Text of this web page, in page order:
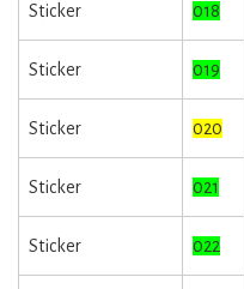
Sticker 018
Sticker 019
Sticker 020
Sticker 021
Sticker 022